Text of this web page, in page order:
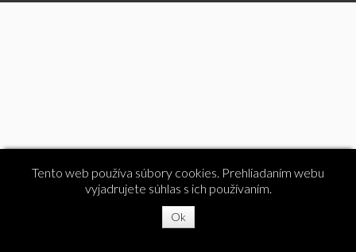
Tento web používa súbory cookies. Prehliadaním webu
vyjadrujete súhlas s ich používaním.
Ok